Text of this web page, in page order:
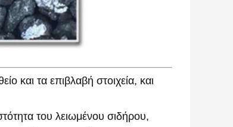
και τα επιβλαβή στοιχεία, και
του λειωμένου σιδήρου,